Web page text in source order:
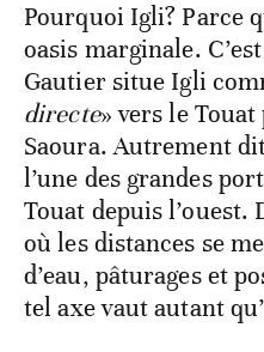
Pourquoi Igli? Parce
oasis marginale.
Gautier situe Igli
directe» vers le
Saoura. Autrement
l’une des grandes
Touat depuis l’ouest.
où les distances se
d’eau, pâturages et
tel axe vaut autant